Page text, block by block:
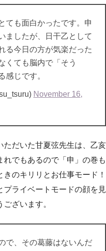
ても面白かったです。申
ましたが、日干乙として
る今日の方が気楽だった
くても脳内で「そう
感じです。
November 16,
ただいた甘夏弦先生は、乙亥
でもあるので「申」の巻も
のキリリとお仕事モード！
プライベートモードの顔を見
ざいます。
で、その葛藤はないんだ